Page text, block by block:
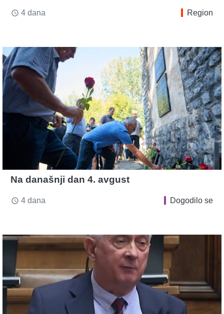
access_time 4 dana Region
Na današnji dan 4. avgust
access_time 4 dana Dogodilo se